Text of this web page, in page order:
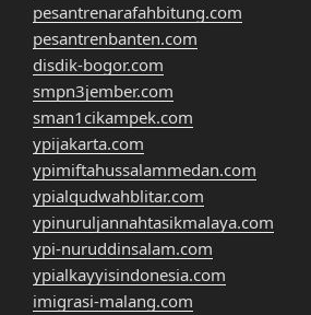
pesantrenarafahbitung.com
pesantrenbanten.com
disdik-bogor.com
smpn3jember.com
sman1cikampek.com
ypijakarta.com
ypimiftahussalammedan.com
ypialqudwahblitar.com
ypinuruljannahtasikmalaya.com
ypi-nuruddinsalam.com
ypialkayyisindonesia.com
imigrasi-malang.com